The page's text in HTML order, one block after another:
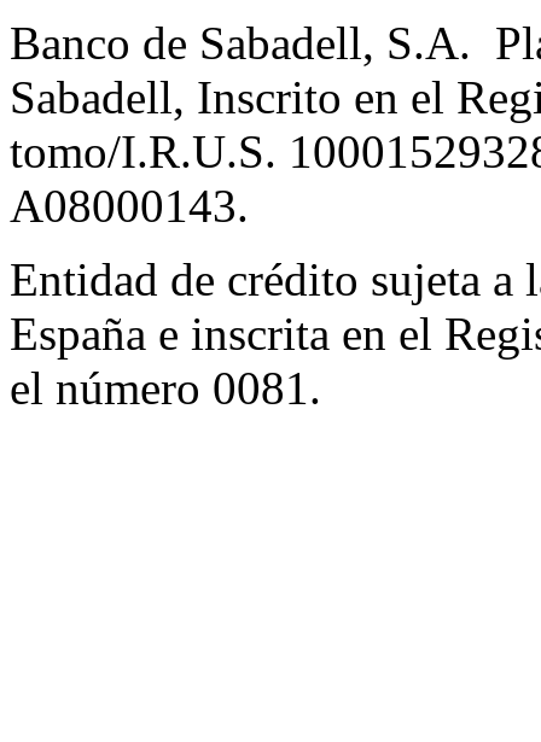
Banco de Sabadell, S.A.
Sabadell, Inscrito en el
tomo/I.R.U.S.
A08000143.
Entidad de crédito sujeta a
España e inscrita en el
el número 0081.